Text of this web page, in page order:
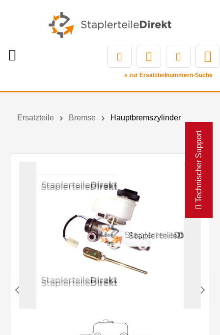
Technischer Support
» zur Ersatzteilnummern-Suche
Ersatzteile Bremse Hauptbremszylinder